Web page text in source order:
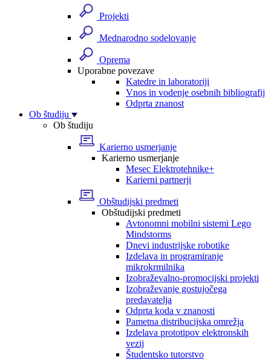
Projekti
Mednarodno sodelovanje
Oprema
Uporabne povezave
Katedre in laboratoriji
Vnos in vodenje osebnih bibliografij
Odprta znanost
Ob študiju
Ob študiju
Karierno usmerjanje
Karierno usmerjanje
Mesec Elektrotehnike+
Karierni partnerji
Obštudijski predmeti
Obštudijski predmeti
Avtonomni mobilni sistemi Lego
Mindstorms
Dnevi industrijske robotike
Izdelava in programiranje
mikrokrmilnika
Izobraževalno-promocijski projekti
Izobraževanje gostujočega
predavatelja
Odprta koda v znanosti
Pametna distribucijska omrežja
Izdelava prototipov elektronskih
vezij
Študentsko tutorstvo